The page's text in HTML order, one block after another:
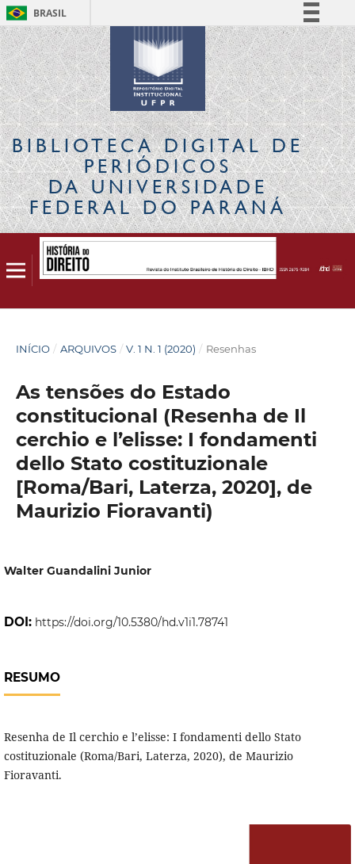
BRASIL
Simplifique!
Comunica BR
Participe
Acesso à informação
Legislação
Canais
BIBLIOTECA DIGITALDE
PERIÓDICOS
DA UNIVERSIDADE
FEDERAL DO PARANÁ
INÍCIO / ARQUIVOS / V. 1 N. 1 (2020) / Resenhas
As tensões do Estado
constitucional (Resenha de Il
cerchio e l’elisse: I fondamenti
dello Stato costituzionale
[Roma/Bari, Laterza, 2020], de
Maurizio Fioravanti)
Walter Guandalini Junior
DOI: https://doi.org/10.5380/hd.v1i1.78741
RESUMO
Resenha de Il cerchio e l’elisse: I fondamenti dello Stato
costituzionale (Roma/Bari, Laterza, 2020), de Maurizio
Fioravanti.